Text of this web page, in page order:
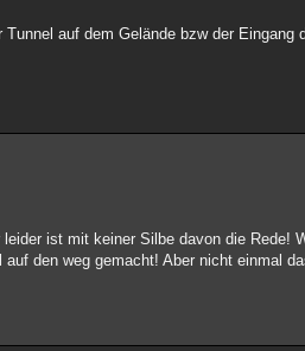
auf dem Gelände bzw der Eingang
ist mit keiner Silbe davon die Rede!
den weg gemacht! Aber nicht einmal